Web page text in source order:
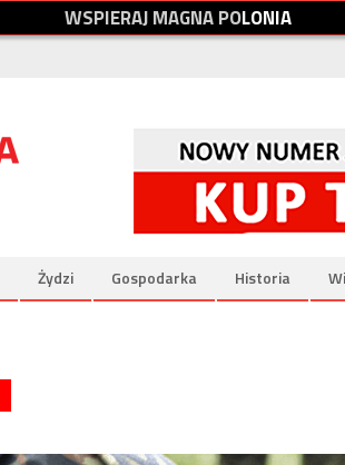
WSPIERAJMAGNAPOLONIA
Żydzi Gospodarka Historia